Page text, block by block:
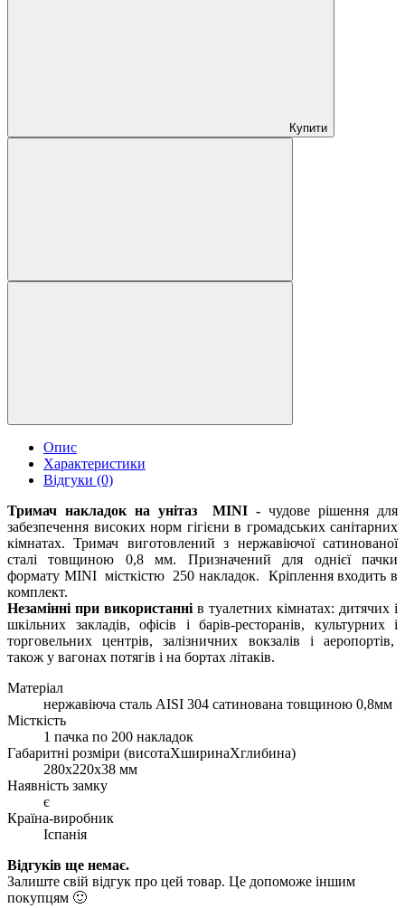
Купити
Опис
Характеристики
Відгуки (0)
Тримач накладок на унітаз MINI -чудове рішення для
забезпечення високих норм гігієни в громадських санітарних
кімнатах. Тримач виготовлений з нержавіючої сатинованої
сталі товщиною 0,8 мм. Призначений для однієї пачки
формату MINI місткістю 250 накладок. Кріплення входить в
комплект.
Незамінні при використанні в туалетних кімнатах: дитячих і
шкільних закладів, офісів і барів-ресторанів, культурних і
торговельних центрів, залізничних вокзалів і аеропортів,
також у вагонах потягів і на бортах літаків.
Матеріал
нержавіюча сталь AISI 304 сатинована товщиною 0,8мм
Місткість
1 пачка по 200 накладок
Габаритні розміри (висотаХширинаХглибина)
280х220х38 мм
Наявність замку
є
Країна-виробник
Іспанія
Відгуків ще немає.
Залиште свій відгук про цей товар. Це допоможе іншим
покупцям 🙂